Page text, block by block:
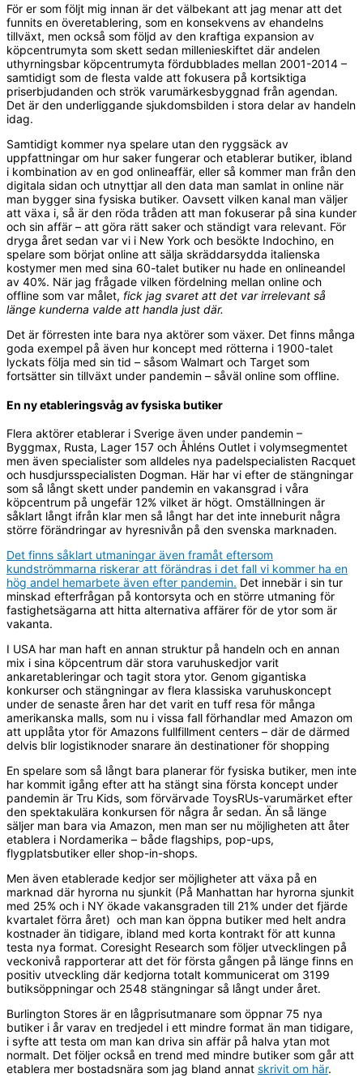
För er som följt mig innan är det välbekant att jag menar att det
funnits en överetablering, som en konsekvens av ehandelns
tillväxt, men också som följd av den kraftiga expansion av
köpcentrumyta som skett sedan millenieskiftet där andelen
uthyrningsbar köpcentrumyta fördubblades mellan 2001-2014 –
samtidigt som de flesta valde att fokusera på kortsiktiga
priserbjudanden och strök varumärkesbyggnad från agendan.
Det är den underliggande sjukdomsbilden i stora delar av handeln
idag.
Samtidigt kommer nya spelare utan den ryggsäck av
uppfattningar om hur saker fungerar och etablerar butiker, ibland
i kombination av en god onlineaffär, eller så kommer man från den
digitala sidan och utnyttjar all den data man samlat in online när
man bygger sina fysiska butiker. Oavsett vilken kanal man väljer
att växa i, så är den röda tråden att man fokuserar på sina kunder
och sin affär – att göra rätt saker och ständigt vara relevant. För
dryga året sedan var vi i New York och besökte Indochino, en
spelare som börjat online att sälja skräddarsydda italienska
kostymer men med sina 60-talet butiker nu hade en onlineandel
av 40%. När jag frågade vilken fördelning mellan online och
offline som var målet, fick jag svaret att det var irrelevant så
länge kunderna valde att handla just där.
Det är förresten inte bara nya aktörer som växer. Det finns många
goda exempel på även hur koncept med rötterna i 1900-talet
lyckats följa med sin tid – såsom Walmart och Target som
fortsätter sin tillväxt under pandemin – såväl online som offline.
En ny etableringsvåg av fysiska butiker
Flera aktörer etablerar i Sverige även under pandemin –
Byggmax, Rusta, Lager 157 och Åhléns Outlet i volymsegmentet
men även specialister som alldeles nya padelspecialisten Racquet
och husdjursspecialisten Dogman. Här har vi efter de stängningar
som så långt skett under pandemin en vakansgrad i våra
köpcentrum på ungefär 12% vilket är högt. Omställningen är
såklart långt ifrån klar men så långt har det inte inneburit några
större förändringar av hyresnivån på den svenska marknaden.
Det finns såklart utmaningar även framåt eftersom
kundströmmarna riskerar att förändras i det fall vi kommer ha en
hög andel hemarbete även efter pandemin. Det innebär i sin tur
minskad efterfrågan på kontorsyta och en större utmaning för
fastighetsägarna att hitta alternativa affärer för de ytor som är
vakanta.
I USA har man haft en annan struktur på handeln och en annan
mix i sina köpcentrum där stora varuhuskedjor varit
ankaretableringar och tagit stora ytor. Genom gigantiska
konkurser och stängningar av flera klassiska varuhuskoncept
under de senaste åren har det varit en tuff resa för många
amerikanska malls, som nu i vissa fall förhandlar med Amazon om
att upplåta ytor för Amazons fullfillment centers – där de därmed
delvis blir logistiknoder snarare än destinationer för shopping
En spelare som så långt bara planerar för fysiska butiker, men inte
har kommit igång efter att ha stängt sina första koncept under
pandemin är Tru Kids, som förvärvade ToysRUs-varumärket efter
den spektakulära konkursen för några år sedan. Än så länge
säljer man bara via Amazon, men man ser nu möjligheten att åter
etablera i Nordamerika – både flagships, pop-ups,
flygplatsbutiker eller shop-in-shops.
Men även etablerade kedjor ser möjligheter att växa på en
marknad där hyrorna nu sjunkit (På Manhattan har hyrorna sjunkit
med 25% och i NY ökade vakansgraden till 21% under det fjärde
kvartalet förra året) och man kan öppna butiker med helt andra
kostnader än tidigare, ibland med korta kontrakt för att kunna
testa nya format. Coresight Research som följer utvecklingen på
veckonivå rapporterar att det för första gången på länge finns en
positiv utveckling där kedjorna totalt kommunicerat om 3199
butiksöppningar och 2548 stängningar så långt under året.
Burlington Stores är en lågprisutmanare som öppnar 75 nya
butiker i år varav en tredjedel i ett mindre format än man tidigare,
i syfte att testa om man kan driva sin affär på halva ytan mot
normalt. Det följer också en trend med mindre butiker som går att
etablera mer bostadsnära som jag bland annat skrivit om här.